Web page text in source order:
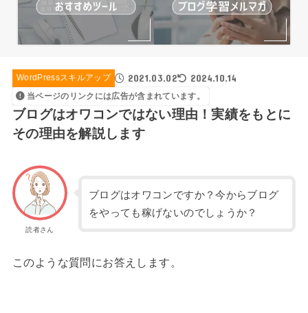
WordPressスキルアップ 2021.03.02 2024.10.14
当ページのリンクには広告が含まれています。
ブログはオワコンではない理由！実績をもとに
その理由を解説します
読者さん
ブログはオワコンですか？今からブログ
をやっても稼げないのでしょうか？
このような質問にお答えします。